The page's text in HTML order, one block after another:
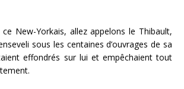
New-Yorkais, allez appelons le Thibault,
sous les centaines d’ouvrages de sa
effondrés sur lui et empêchaient tout